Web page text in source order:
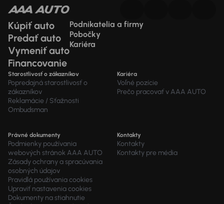
Kúpiť auto
Predať auto
Vymeniť auto
Financovanie
Podnikatelia a firmy
Pobočky
Kariéra
Starostlivosť o zákazníkov
Popredajná starostlivosť o
zákazníkov
Reklamácie / Sťažnosti
Ombudsman
Kariéra
Voľné pozície
Prečo pracovať v AAA AUTO
Právné dokumenty
Podmienky používania
webových stránok AAA AUTO
Zásady ochrany a spracúvania
osobných údajov
Pravidlá používania cookies
Upraviť nastavenia cookies
Dokumenty na stiahnutie
Kontakty
Kontakty
Kontakty pre média